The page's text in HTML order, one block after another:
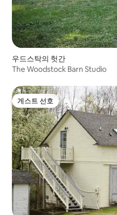
우드스탁의 헛간
The Woodstock Barn Studio
게스트 선호
게스트 선호